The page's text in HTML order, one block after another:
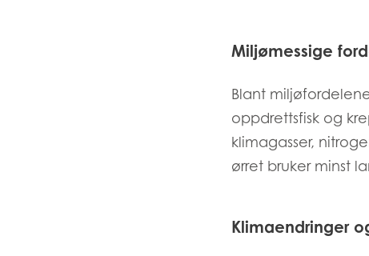
Mowi Czechia (EN)
Americas
Mowi Canada East
Miljømessige
Blant
oppdrettsfisk og
klimagasser,
ørret bruker minst
Klimaendringer